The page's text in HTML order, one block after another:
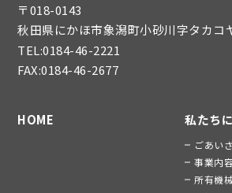
〒018-0143
秋田県にかほ市象潟町小砂川字タカコ
TEL:0184-46-2221
FAX:0184-46-2677
HOME 私たち
ごあい
事業内
所有機